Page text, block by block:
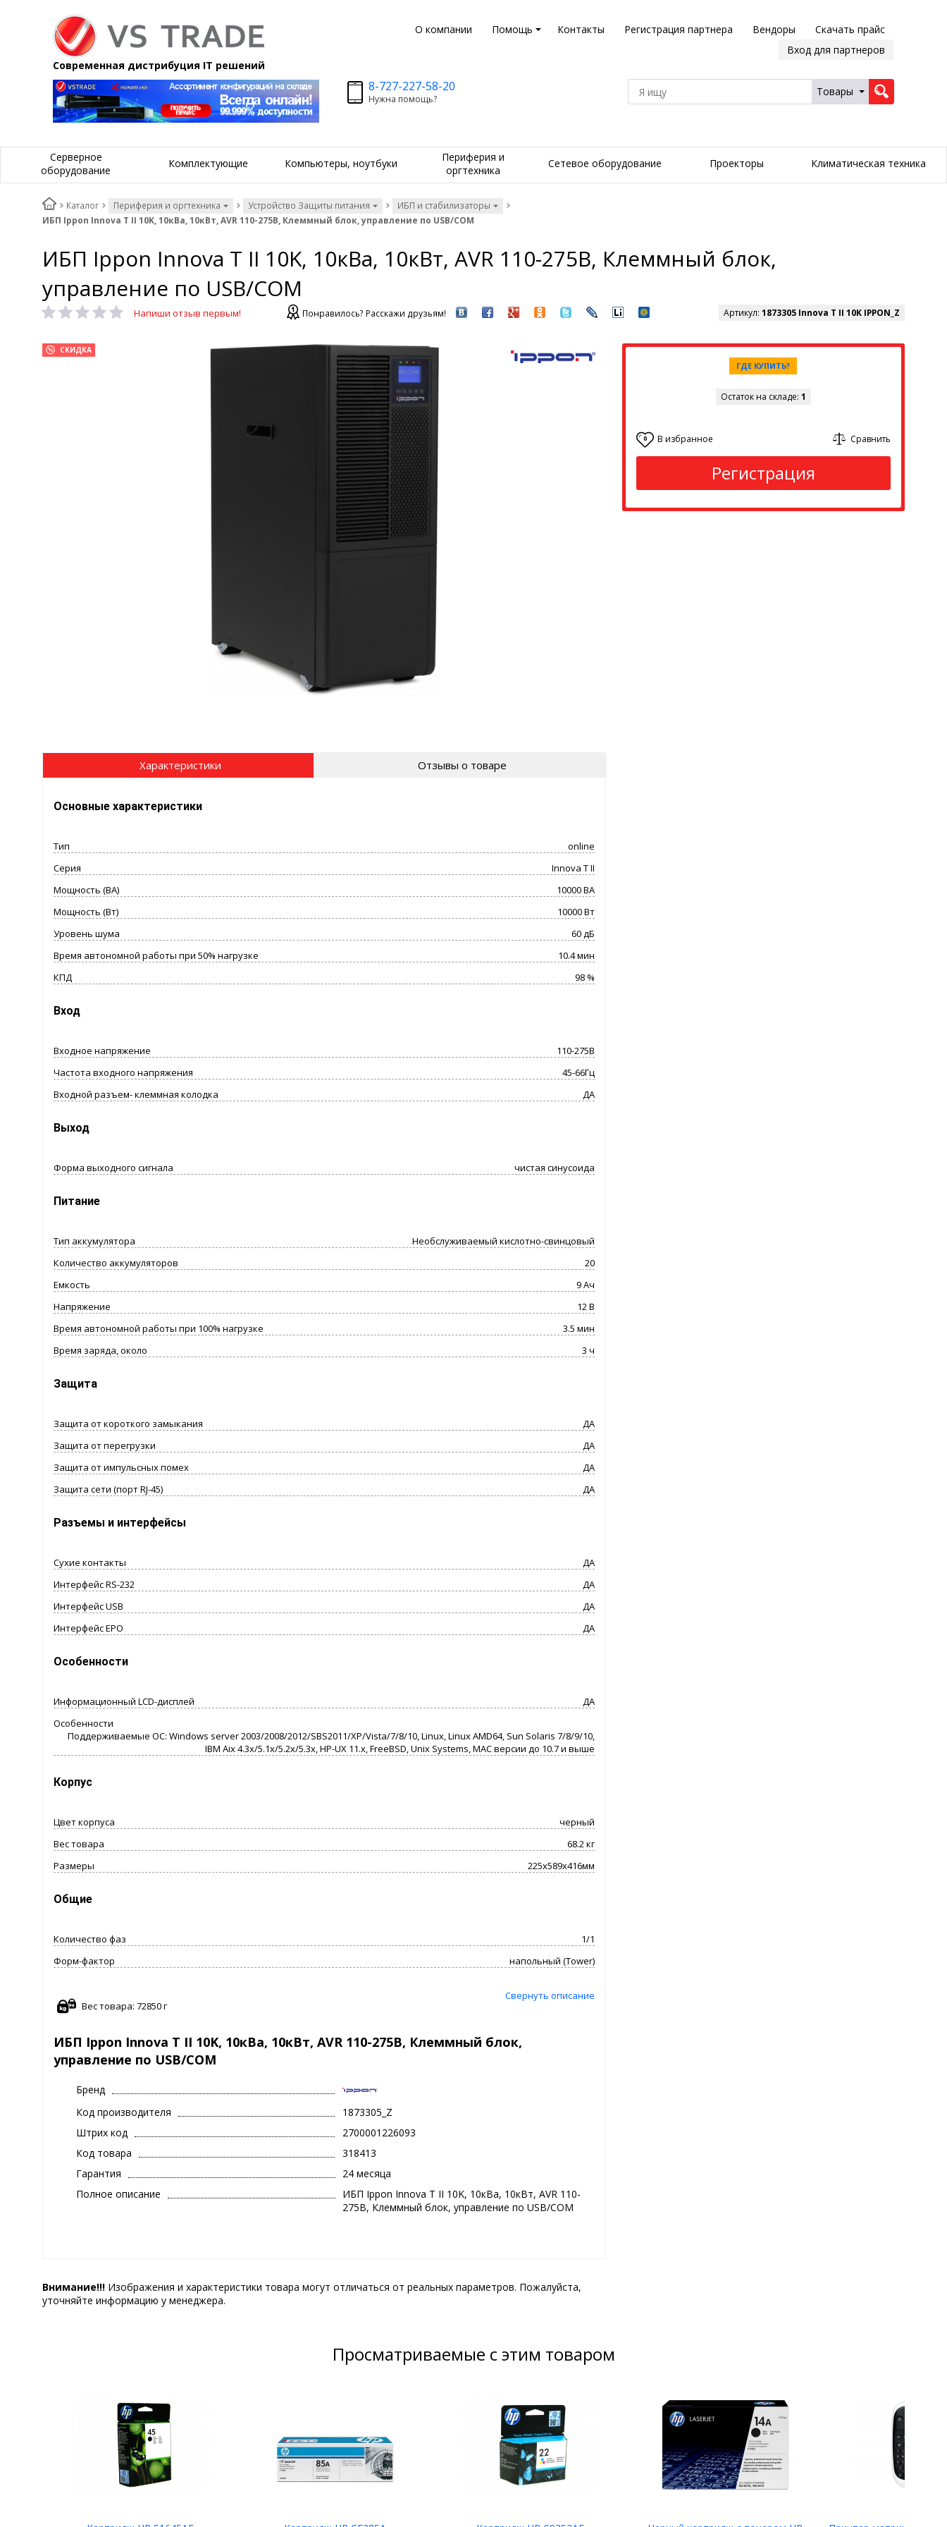
О компании Помощь Контакты Регистрация партнера Вендоры
Скачать прайс
Вход для партнеров
Современная дистрибуция IT решений
8-727-227-58-20
Нужна помощь?
Товары
Серверное
оборудование
Комплектующие Компьютеры, ноутбуки
Периферия и
оргтехника
Сетевое оборудование Проекторы Климатическая техника
Каталог Периферия и оргтехника Устройство Защиты питания
ИБП и стабилизаторы
ИБП Ippon Innova T II 10K, 10кВа, 10кВт, AVR 110-275В, Клеммный блок, управление по USB/COM
ИБП Ippon Innova T II 10K, 10кВа, 10кВт, AVR 110-275В, Клеммный блок,
управление по USB/COM
Напиши отзыв первым! Понравилось? Расскажи друзьям! Артикул: 1873305 Innova T II 10K IPPON_Z
СКИДКА
ГДЕ КУПИТЬ?
Остаток на складе: 1
0 В избранное Сравнить
Регистрация
Характеристики Отзывы о товаре
Основные характеристики
Тип
online
Серия
Innova T II
Мощность (ВА)
10000 ВA
Мощность (Вт)
10000 Вт
Уровень шума
60 дБ
Время автономной работы при 50% нагрузке
10.4 мин
КПД
98 %
Вход
Входное напряжение
110-275В
Частота входного напряжения
45-66Гц
Входной разъем- клеммная колодка
ДА
Выход
Форма выходного сигнала чистая синусоида
Питание
Тип аккумулятора
Необслуживаемый кислотно-свинцовый
Количество аккумуляторов
20
Емкость
9 Ач
Напряжение
12 В
Время автономной работы при 100% нагрузке
3.5 мин
Время заряда, около
3 ч
Защита
Защита от короткого замыкания
ДА
Защита от перегрузки
ДА
Защита от импульсных помех
ДА
Защита сети (порт RJ-45)
ДА
Разъемы и интерфейсы
Сухие контакты
ДА
Интерфейс RS-232
ДА
Интерфейс USB
ДА
Интерфейс EPO
ДА
Особенности
Информационный LCD-дисплей
ДА
Особенности
Поддерживаемые ОС: Windows server 2003/2008/2012/SBS2011/XP/Vista/7/8/10, Linux, Linux AMD64, Sun Solaris 7/8/9/10,
IBM Aix 4.3x/5.1x/5.2x/5.3x, HP-UX 11.x, FreeBSD, Unix Systems, MAC версии до 10.7 и выше
Корпус
Цвет корпуса
черный
Вес товара
68.2 кг
Размеры
225x589x416мм
Общие
Количество фаз
1/1
Форм-фактор
напольный (Tower)
Свернуть описание
Вес товара: 72850 г
ИБП Ippon Innova T II 10K, 10кВа, 10кВт, AVR 110-275В, Клеммный блок,
управление по USB/COM
Бренд
Код производителя
1873305_Z
Штрих код
2700001226093
Код товара
318413
Гарантия
24 месяца
Полное описание
ИБП Ippon Innova T II 10K, 10кВа, 10кВт, AVR 110-
275В, Клеммный блок, управление по USB/COM
Внимание!!! Изображения и характеристики товара могут отличаться от реальных параметров. Пожалуйста,
уточняйте информацию у менеджера.
Просматриваемые с этим товаром